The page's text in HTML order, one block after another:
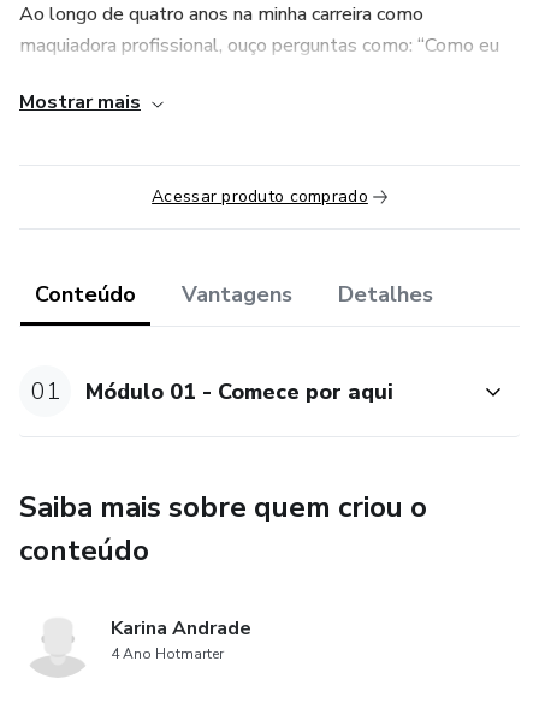
Ao longo de quatro anos na minha carreira como
maquiadora profissional, ouço perguntas como: “Como eu
no nariz?” “Como faço contornos no meu formato de
e completa sem gastar tanto?” E é por isso que eu resolvi
criar o curso de automaquiagem mais completo do
mercado, para que você consiga solucionar todos esses
VIDA.
Mostrar mais
Acessar produto comprado
Conteúdo Vantagens Detalhes
01 Módulo 01 - Comece por aqui
Saiba mais sobre quem criou o
conteúdo
Karina Andrade
4 Ano Hotmarter